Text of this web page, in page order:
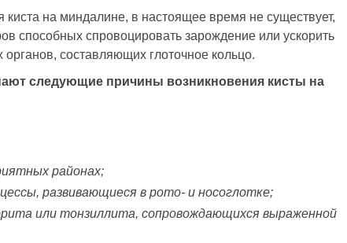
киста на миндалине, в настоящее время не существует,
способных спровоцировать зарождение или ускорить
составляющих глоточное кольцо.
следующие причины возникновения кисты на
районах;
развивающиеся в рото- и носоглотке;
или тонзиллита, сопровождающихся выраженной